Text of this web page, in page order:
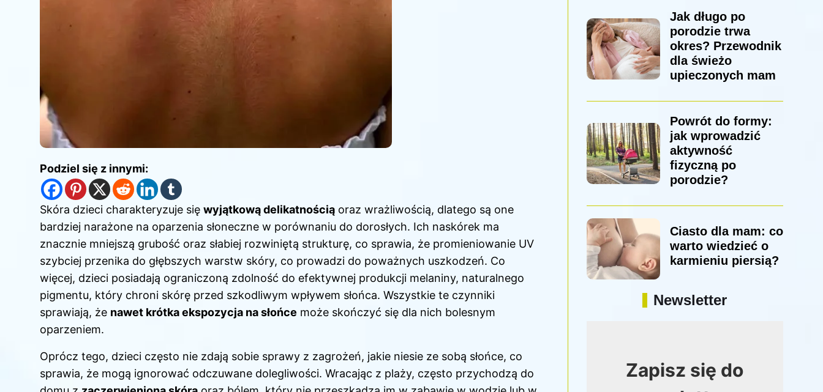
Podziel się z innymi:
Skóra dzieci charakteryzuje się wyjątkową delikatnością oraz wrażliwością, dlatego są one
bardziej narażone na oparzenia słoneczne w porównaniu do dorosłych. Ich naskórek ma
znacznie mniejszą grubość oraz słabiej rozwiniętą strukturę, co sprawia, że promieniowanie UV
szybciej przenika do głębszych warstw skóry, co prowadzi do poważnych uszkodzeń. Co
więcej, dzieci posiadają ograniczoną zdolność do efektywnej produkcji melaniny, naturalnego
pigmentu, który chroni skórę przed szkodliwym wpływem słońca. Wszystkie te czynniki
sprawiają, że nawet krótka ekspozycja na słońce może skończyć się dla nich bolesnym
oparzeniem.
Oprócz tego, dzieci często nie zdają sobie sprawy z zagrożeń, jakie niesie ze sobą słońce, co
sprawia, że mogą ignorować odczuwane dolegliwości. Wracając z plaży, często przychodzą do
Jak długo po
porodzie trwa
okres? Przewodnik
dla świeżo
upieczonych mam
Powrót do formy:
jak wprowadzić
aktywność
fizyczną po
porodzie?
Ciasto dla mam: co
warto wiedzieć o
karmieniu piersią?
Newsletter
Zapisz się do